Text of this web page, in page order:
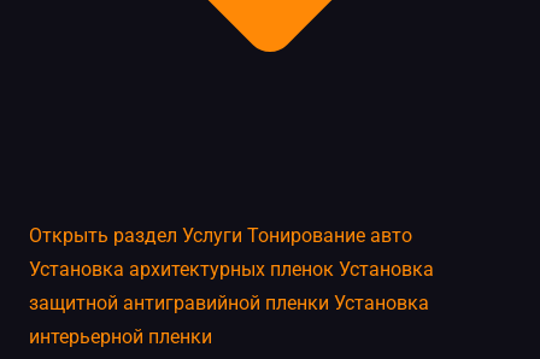
Открыть раздел Услуги Тонирование авто
Установка архитектурных пленок Установка
защитной антигравийной пленки Установка
интерьерной пленки